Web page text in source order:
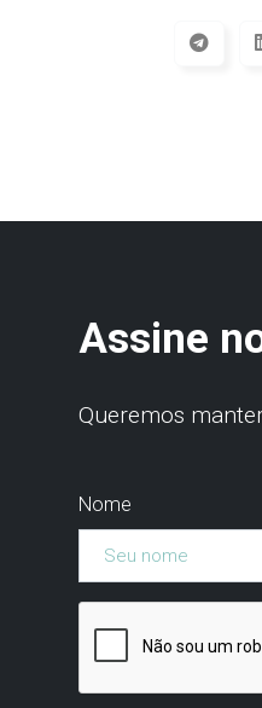
Assine
Queremos
Nome